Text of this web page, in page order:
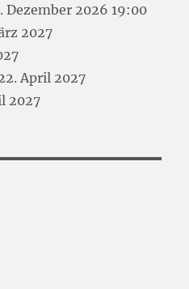
Dezember 2026 19:00
2027
April 2027
2027